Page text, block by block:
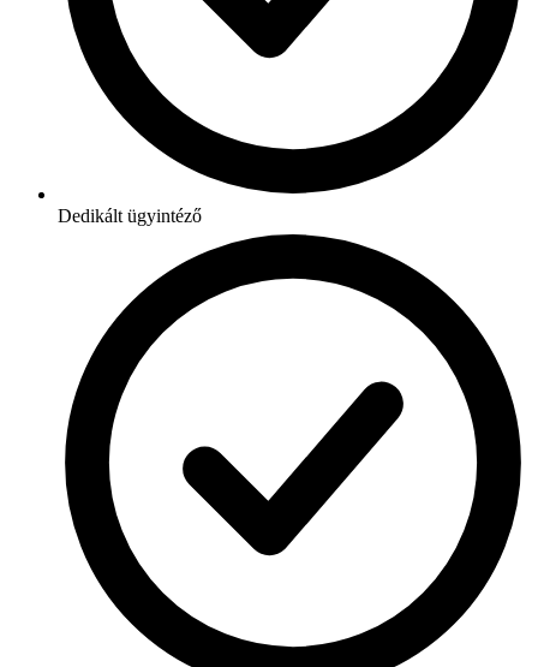
Dedikált ügyintéző